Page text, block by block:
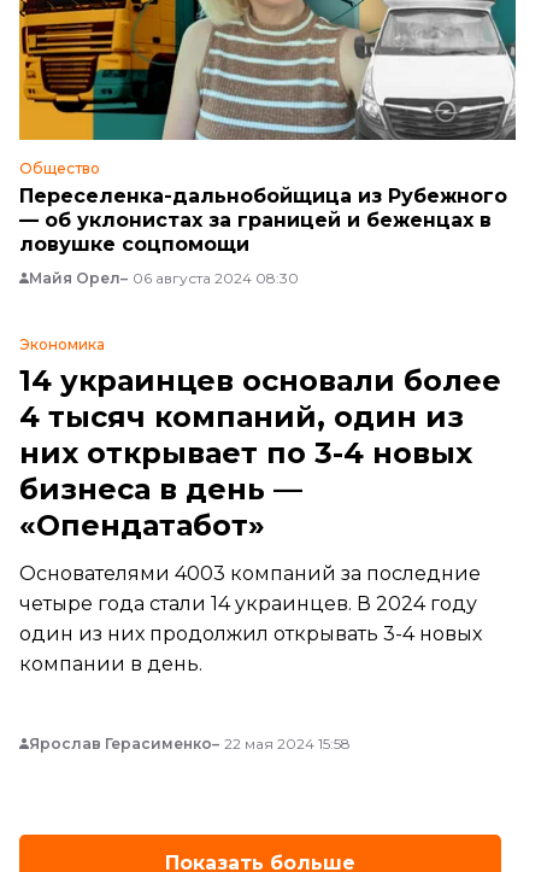
Общество
Переселенка-дальнобойщица из Рубежного
— об уклонистах за границей и беженцах в
ловушке соцпомощи
Майя Орел 06 августа 2024 08:30
Экономика
14 украинцев основали более
4 тысяч компаний, один из
них открывает по 3-4 новых
бизнеса в день —
«Опендатабот»
Основателями 4003 компаний за последние
четыре года стали 14 украинцев. В 2024 году
один из них продолжил открывать 3-4 новых
компании в день.
Ярослав Герасименко 22 мая 2024 15:58
Показать больше